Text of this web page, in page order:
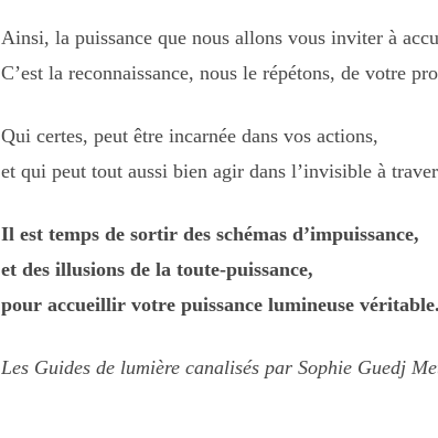
Ainsi, la puissance que nous allons vous inviter à
C’est la reconnaissance, nous le répétons, de votre
Qui certes, peut être incarnée dans vos actions,
et qui peut tout aussi bien agir dans l’invisible à
Il est temps de sortir des schémas d’impuissance,
et des illusions de la toute-puissance,
pour accueillir votre puissance lumineuse véritable.
Les Guides de lumière canalisés par Sophie Guedj